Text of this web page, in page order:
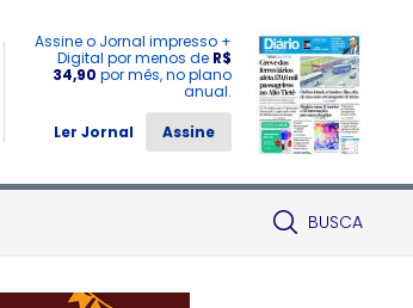
Assine o Jornal impresso +
Digital por menos de R$
34,90 por mês, no plano
anual.
Ler Jornal
Assine
BUSCA